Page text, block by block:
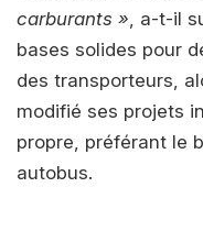
carburants », a-t-il
bases solides pour
des transporteurs,
modifié ses projets
propre, préférant le
autobus.